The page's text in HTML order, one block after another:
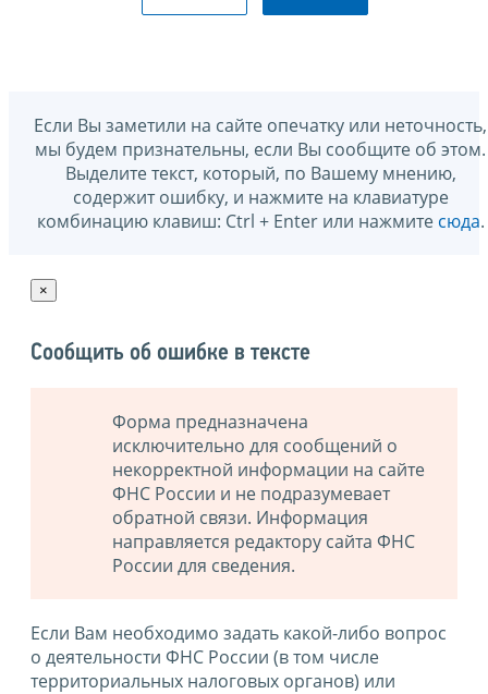
Если Вы заметили на сайте опечатку или неточность,
мы будем признательны, если Вы сообщите об этом.
Выделите текст, который, по Вашему мнению,
содержит ошибку, и нажмите на клавиатуре
комбинацию клавиш: Ctrl + Enter или нажмите сюда.
×
Сообщить об ошибке в тексте
Форма предназначена
исключительно для сообщений о
некорректной информации на сайте
ФНС России и не подразумевает
обратной связи. Информация
направляется редактору сайта ФНС
России для сведения.
Если Вам необходимо задать какой-либо вопрос
о деятельности ФНС России (в том числе
территориальных налоговых органов) или